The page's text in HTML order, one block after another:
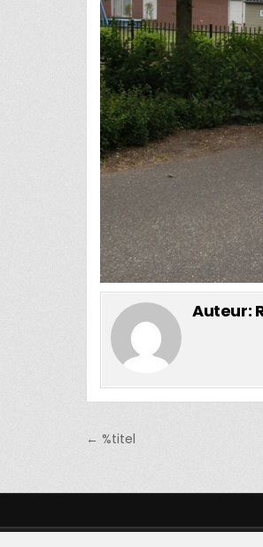
Auteur:
Bericht
← %titel